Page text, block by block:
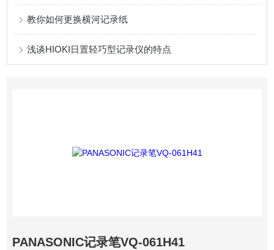
教你如何更换横河记录纸
浅谈HIOKI日置轻巧型记录仪的特点
PANASONIC记录笔VQ-061H41